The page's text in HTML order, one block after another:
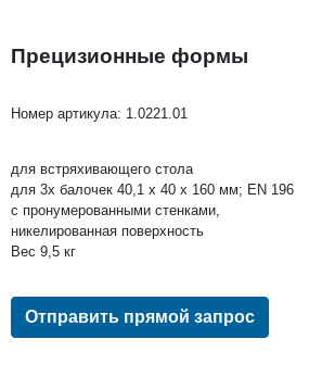
Прецизионные формы
Номер артикула: 1.0221.01
для встряхивающего стола
для 3х балочек 40,1 х 40 х 160 мм; EN 196
c пронумерованными стенками,
никелированная поверхность
Вес 9,5 кг
Отправить прямой запрос